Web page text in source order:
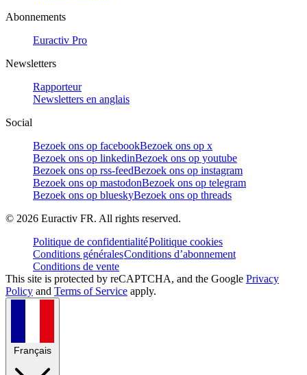
Abonnements
Euractiv Pro
Newsletters
Rapporteur
Newsletters en anglais
Social
Bezoek ons op facebookBezoek ons op x
Bezoek ons op linkedinBezoek ons op youtube
Bezoek ons op rss-feedBezoek ons op instagram
Bezoek ons op mastodonBezoek ons op telegram
Bezoek ons op blueskyBezoek ons op threads
© 2026 Euractiv FR. All rights reserved.
Politique de confidentialitéPolitique cookies
Conditions généralesConditions d’abonnement
Conditions de vente
This site is protected by reCAPTCHA, and the Google Privacy
Policy and Terms of Service apply.
Français